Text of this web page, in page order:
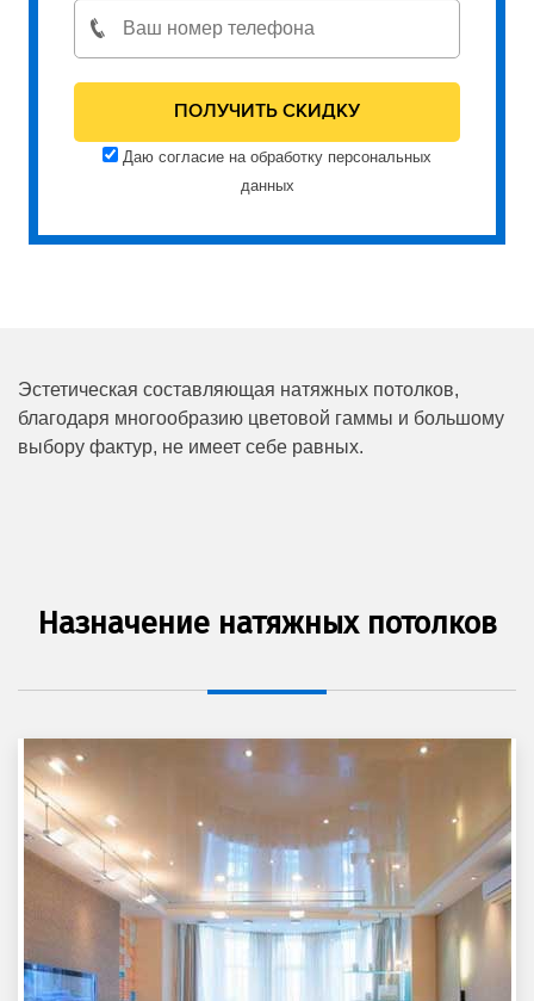
Даю согласие на обработку персональных
данных
Эстетическая составляющая натяжных потолков,
благодаря многообразию цветовой гаммы и большому
выбору фактур, не имеет себе равных.
Назначение натяжных потолков